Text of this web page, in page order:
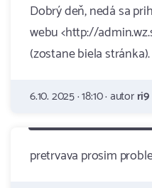
Dobrý deň, nedá sa
webu <http://
(zostane biela stránka).
6.10. 2025 · 18:10 · autorri9
pretrvava prosim